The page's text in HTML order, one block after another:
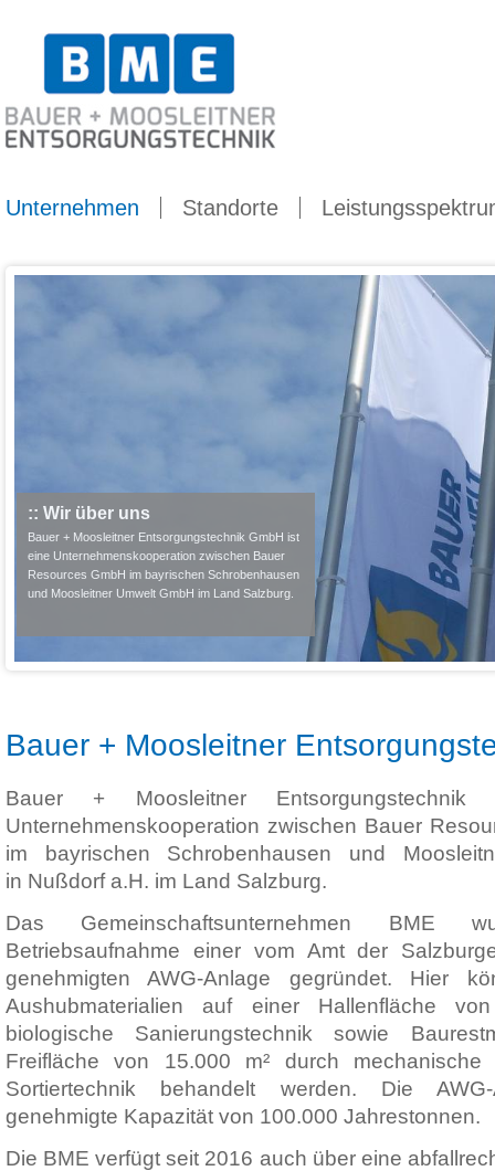
Dropdown
Unternehmen Standorte
:: Wir über uns
Bauer + Moosleitner Entsorgungstechnik GmbH ist
eine Unternehmenskooperation zwischen Bauer
Resources GmbH im bayrischen Schrobenhausen
und Moosleitner Umwelt GmbH im Land Salzburg.
Bauer + Moosleitner
Bauer + Moosleitner
Unternehmenskooperation zwischen Bauer
im bayrischen Schrobenhausen und
in Nußdorf a.H. im Land Salzburg.
Das Gemeinschaftsunternehmen BME
Betriebsaufnahme einer vom Amt der
genehmigten AWG-Anlage gegründet. Hier
Aushubmaterialien auf einer Hallenfläche
biologische Sanierungstechnik sowie
Freifläche von 15.000 m² durch
Sortiertechnik behandelt werden. Die
genehmigte Kapazität von 100.000 Jahrestonnen.
Die BME verfügt seit 2016 auch über eine